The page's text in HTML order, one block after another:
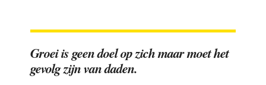
Groei is geen doel op zich maar moet het
gevolg zijn van daden.